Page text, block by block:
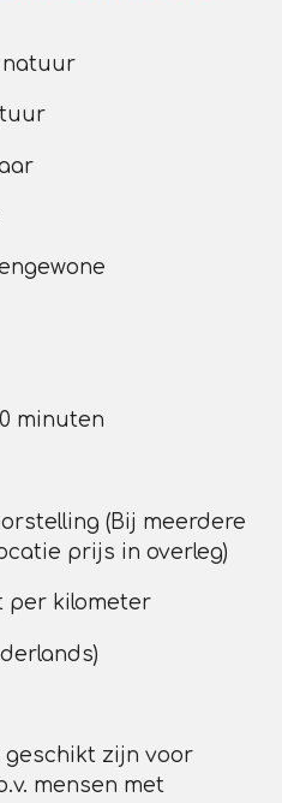
natuur
minuten
(Bij meerdere
prijs in overleg)
per kilometer
geschikt zijn voor
mensen met